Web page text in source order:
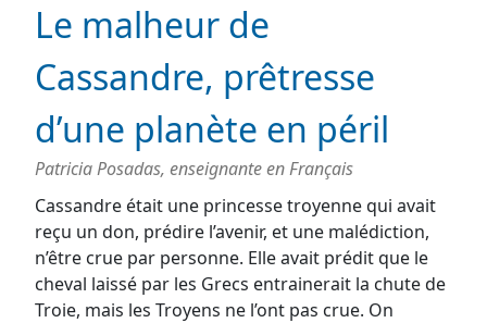
Le malheur de
Cassandre, prêtresse
d’une planète en péril
Patricia Posadas, enseignante en Français
Cassandre était une princesse troyenne qui avait
reçu un don, prédire l’avenir, et une malédiction,
n’être crue par personne. Elle avait prédit que le
cheval laissé par les Grecs entrainerait la chute de
Troie, mais les Troyens ne l’ont pas crue. On